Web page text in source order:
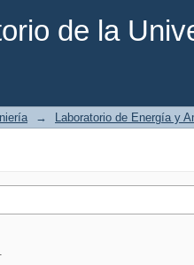
de la
→ Laboratorio de Energía y